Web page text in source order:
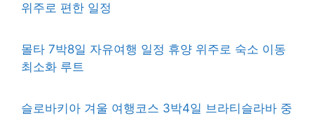
위주로 편한 일정
몰타 7박8일 자유여행 일정 휴양 위주로 숙소 이동
최소화 루트
슬로바키아 겨울 여행코스 3박4일 브라티슬라바 중